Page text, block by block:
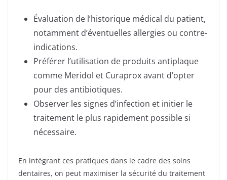
Évaluation de l’historique médical du patient,
notamment d’éventuelles allergies ou contre-
indications.
Préférer l’utilisation de produits antiplaque
comme Meridol et Curaprox avant d’opter
pour des antibiotiques.
Observer les signes d’infection et initier le
traitement le plus rapidement possible si
nécessaire.
En intégrant ces pratiques dans le cadre des soins
dentaires, on peut maximiser la sécurité du traitement